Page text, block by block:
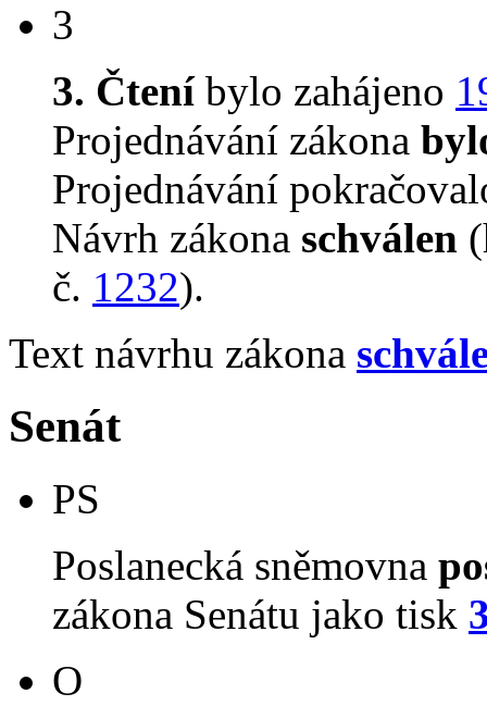
3
3. Čteníbylo zahájeno
Projednávání zákona
Projednávání
Návrh zákona schválen
č. 1232).
Text návrhu zákona
Senát
PS
Poslanecká sněmovna
zákona Senátu jako tisk
O